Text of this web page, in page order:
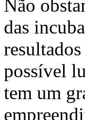
Não
das
possível
tem um